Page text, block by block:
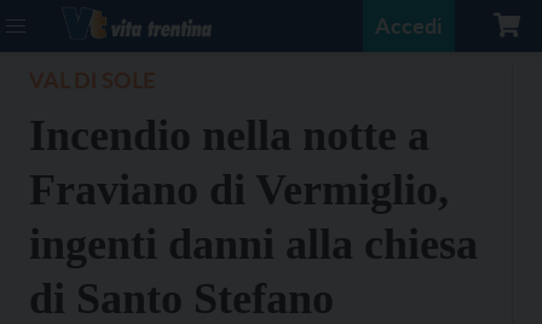
Accedi
Incendio nella notte a
Fraviano di Vermiglio,
ingenti danni alla chiesa
di Santo Stefano